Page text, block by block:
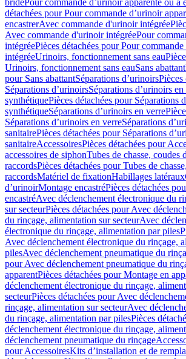
bridePour commande d’urinoir apparente ou à
détachées pour Pour commande d’urinoir
encastrerAvec commande d'urinoir intégrée
Avec commande d'urinoir intégréePour
intégréePièces détachées pour Pour
intégréeUrinoirs, fonctionnement sans eau
Urinoirs, fonctionnement sans eauSans abattant
pour Sans abattantSéparations d’urinoirsPièces
Séparations d’urinoirsSéparations d’urinoirs
synthétiquePièces détachées pour Séparations
synthétiqueSéparations d’urinoirs en verre
Séparations d’urinoirs en verreSéparations
sanitairePièces détachées pour Séparations
sanitaireAccessoiresPièces détachées pour
accessoires de siphonTubes de chasse, coudes
raccordsPièces détachées pour Tubes de
raccordsMatériel de fixationHabillages latéraux
dʼurinoirMontage encastréPièces détachées
encastréAvec déclenchement électronique du
sur secteurPièces détachées pour Avec
du rinçage, alimentation sur secteurAvec
électronique du rinçage, alimentation par piles
Avec déclenchement électronique du rinçage,
pilesAvec déclenchement pneumatique du
pour Avec déclenchement pneumatique du
apparentPièces détachées pour Montage en
déclenchement électronique du rinçage,
secteurPièces détachées pour Avec
rinçage, alimentation sur secteurAvec
du rinçage, alimentation par pilesPièces
déclenchement électronique du rinçage,
déclenchement pneumatique du rinçage
pour AccessoiresKits d’installation et de